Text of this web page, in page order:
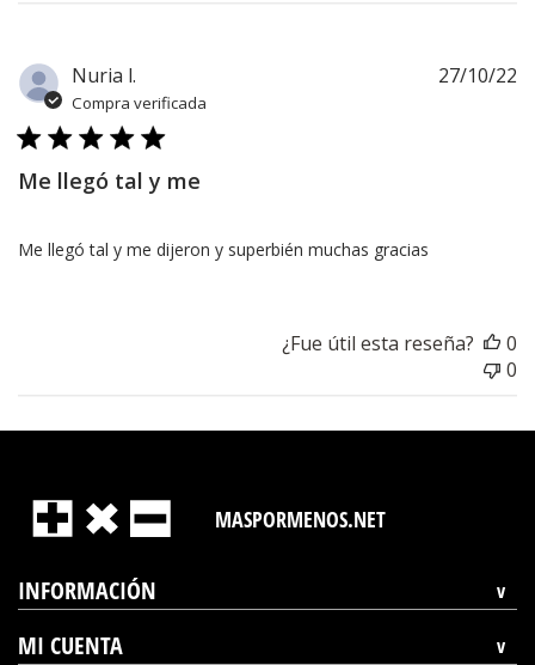
Nuria l.
Compra verificada
Me llegó tal y me
Me llegó tal y me dijeron y superbién muchas gracias
27/10/22
¿Fue útil esta reseña?
0
0
MASPORMENOS.NET
INFORMACIÓN
MI CUENTA